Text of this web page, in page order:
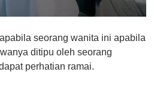
seorang wanita ini apabila
ditipu oleh seorang
perhatian ramai.